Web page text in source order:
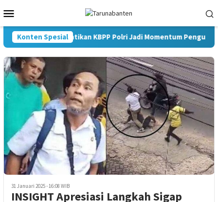
ke
kontenMobile
Konten SpesialPelantikan KBPP Polri Jadi Momentum
31 Januari 2025 - 16:08 WIB
INSIGHT Apresiasi Langkah Sigap